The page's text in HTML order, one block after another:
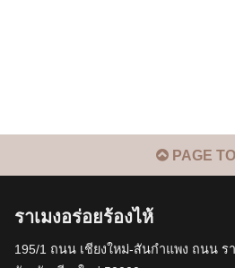
PAGE
ราเมงอร่อยร้องไห้
195/1 ถนน เชียงใหม่-สันกำแพง ถนน ร